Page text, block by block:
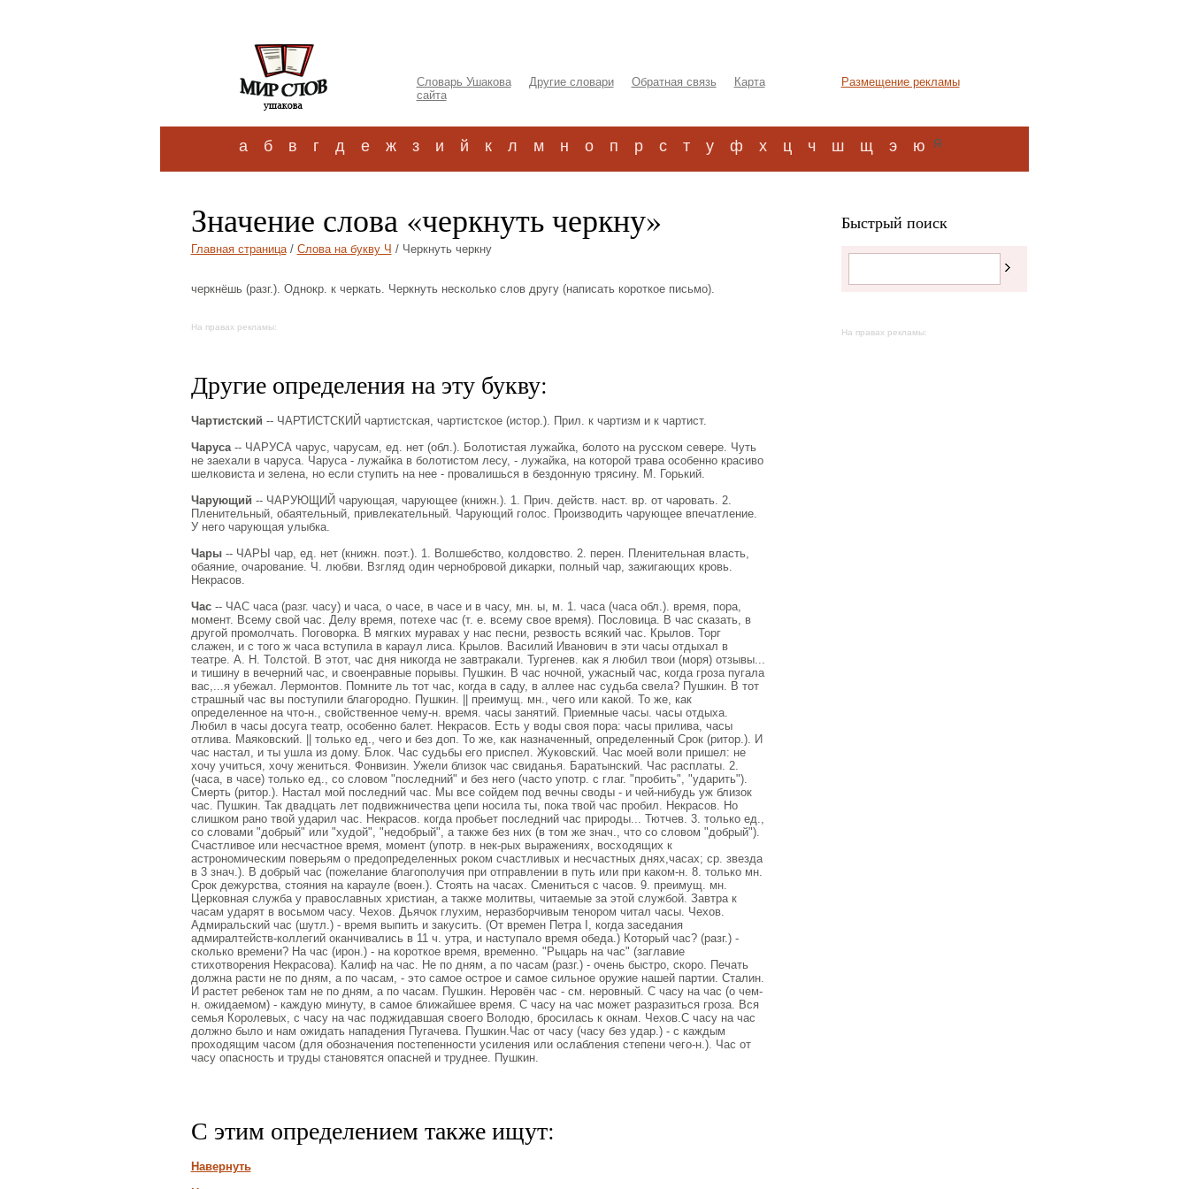
Словарь Ушакова Другие словари Обратная связь
Карта
сайта
Размещение рекламы
а б в г д е ж з и й к л м н о п р с т у ф х ц ч ш щ э ю я
Значение слова «черкнуть черкну»
Главная страница/ Слова на букву Ч / Черкнуть черкну
черкнёшь (разг.). Однокр. к черкать. Черкнуть несколько слов другу (написать короткое письмо).
На правах рекламы:
Другие определения на эту букву:
Чартистский -- ЧАРТИСТСКИЙ чартистская, чартистское (истор.). Прил. к чартизм и к чартист.
Чаруса-- ЧАРУСА чарус, чарусам, ед. нет (обл.). Болотистая лужайка, болото на русском севере. Чуть
не заехали в чаруса. Чаруса - лужайка в болотистом лесу, - лужайка, на которой трава особенно красиво
шелковиста и зелена, но если ступить на нее - провалишься в бездонную трясину. М. Горький.
Чарующий -- ЧАРУЮЩИЙ чарующая, чарующее (книжн.). 1. Прич. действ. наст. вр. от чаровать. 2.
Пленительный, обаятельный, привлекательный. Чарующий голос. Производить чарующее впечатление.
У него чарующая улыбка.
Чары-- ЧАРЫ чар, ед. нет (книжн. поэт.). 1. Волшебство, колдовство. 2. перен. Пленительная власть,
обаяние, очарование. Ч. любви. Взгляд один чернобровой дикарки, полный чар, зажигающих кровь.
Некрасов.
Час-- ЧАС часа (разг. часу) и часа, о часе, в часе и в часу, мн. ы, м. 1. часа (часа обл.). время, пора,
момент. Всему свой час. Делу время, потехе час (т. е. всему свое время). Пословица. В час сказать, в
другой промолчать. Поговорка. В мягких муравах у нас песни, резвость всякий час. Крылов. Торг
слажен, и с того ж часа вступила в караул лиса. Крылов. Василий Иванович в эти часы отдыхал в
театре. А. Н. Толстой. В этот, час дня никогда не завтракали. Тургенев. как я любил твои (моря) отзывы...
и тишину в вечерний час, и своенравные порывы. Пушкин. В час ночной, ужасный час, когда гроза пугала
вас,...я убежал. Лермонтов. Помните ль тот час, когда в саду, в аллее нас судьба свела? Пушкин. В тот
страшный час вы поступили благородно. Пушкин. || преимущ. мн., чего или какой. То же, как
определенное на что-н., свойственное чему-н. время. часы занятий. Приемные часы. часы отдыха.
Любил в часы досуга театр, особенно балет. Некрасов. Есть у воды своя пора: часы прилива, часы
отлива. Маяковский. || только ед., чего и без доп. То же, как назначенный, определенный Срок (ритор.). И
час настал, и ты ушла из дому. Блок. Час судьбы его приспел. Жуковский. Час моей воли пришел: не
хочу учиться, хочу жениться. Фонвизин. Ужели близок час свиданья. Баратынский. Час расплаты. 2.
(часа, в часе) только ед., со словом "последний" и без него (часто употр. с глаг. "пробить", "ударить").
Смерть (ритор.). Настал мой последний час. Мы все сойдем под вечны своды - и чей-нибудь уж близок
час. Пушкин. Так двадцать лет подвижничества цепи носила ты, пока твой час пробил. Некрасов. Но
слишком рано твой ударил час. Некрасов. когда пробьет последний час природы... Тютчев. 3. только ед.,
со словами "добрый" или "худой", "недобрый", а также без них (в том же знач., что со словом "добрый").
Счастливое или несчастное время, момент (употр. в нек-рых выражениях, восходящих к
астрономическим поверьям о предопределенных роком счастливых и несчастных днях,часах; ср. звезда
в 3 знач.). В добрый час (пожелание благополучия при отправлении в путь или при каком-н. 8. только мн.
Срок дежурства, стояния на карауле (воен.). Стоять на часах. Смениться с часов. 9. преимущ. мн.
Церковная служба у православных христиан, а также молитвы, читаемые за этой службой. Завтра к
часам ударят в восьмом часу. Чехов. Дьячок глухим, неразборчивым тенором читал часы. Чехов.
Адмиральский час (шутл.) - время выпить и закусить. (От времен Петра I, когда заседания
адмиралтейств-коллегий оканчивались в 11 ч. утра, и наступало время обеда.) Который час? (разг.) -
сколько времени? На час (ирон.) - на короткое время, временно. "Рыцарь на час" (заглавие
стихотворения Некрасова). Калиф на час. Не по дням, а по часам (разг.) - очень быстро, скоро. Печать
должна расти не по дням, а по часам, - это самое острое и самое сильное оружие нашей партии. Сталин.
И растет ребенок там не по дням, а по часам. Пушкин. Неровён час - см. неровный. С часу на час (о чем-
н. ожидаемом) - каждую минуту, в самое ближайшее время. С часу на час может разразиться гроза. Вся
семья Королевых, с часу на час поджидавшая своего Володю, бросилась к окнам. Чехов.С часу на час
должно было и нам ожидать нападения Пугачева. Пушкин.Час от часу (часу без удар.) - с каждым
проходящим часом (для обозначения постепенности усиления или ослабления степени чего-н.). Час от
часу опасность и труды становятся опасней и труднее. Пушкин.
С этим определением также ищут:
Навернуть
Быстрый поиск
На правах рекламы: